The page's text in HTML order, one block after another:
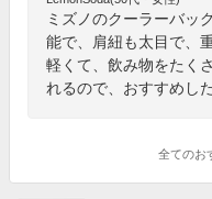
ミズノのクーラーバッ
能で、肩紐も太目で、
軽くて、飲み物をたく
れるので、おすすめし
全てのお